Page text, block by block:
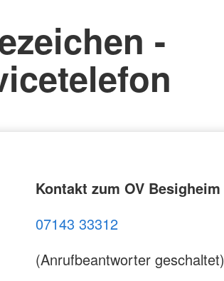
-
Kontakt zum OV Besigheim
07143 33312
(Anrufbeantworter geschaltet)